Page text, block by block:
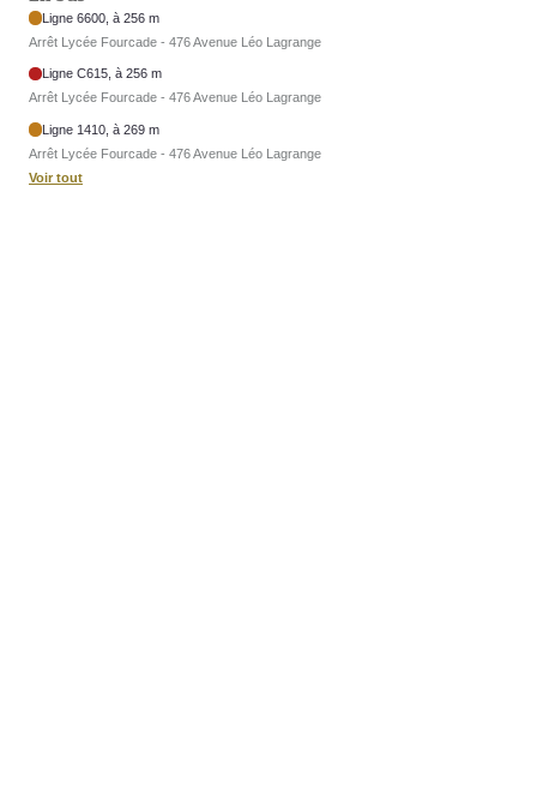
Ligne 6600, à 256 m
Arrêt Lycée Fourcade - 476 Avenue Léo Lagrange
Ligne C615, à 256 m
Arrêt Lycée Fourcade - 476 Avenue Léo Lagrange
Ligne 1410, à 269 m
Arrêt Lycée Fourcade - 476 Avenue Léo Lagrange
Voir tout